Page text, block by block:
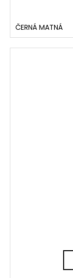
ČERNÁ MATNÁ